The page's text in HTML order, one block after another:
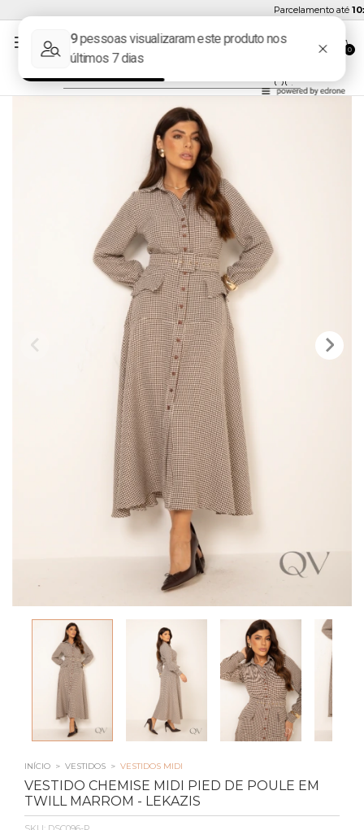
Parcelamento até10x
0
INÍCIO > VESTIDOS > VESTIDOS MIDI
VESTIDO CHEMISE MIDI PIED DE POULE EM
TWILL MARROM - LEKAZIS